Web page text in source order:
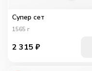
Супер сет
1565 г
2 315 ₽